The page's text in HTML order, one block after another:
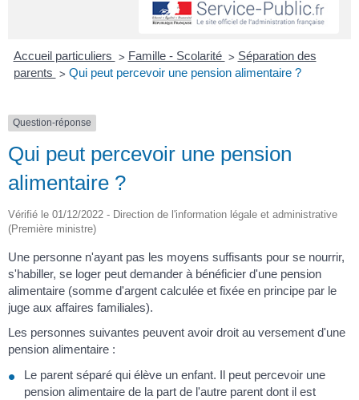
Accueil particuliers > Famille - Scolarité > Séparation des
parents > Qui peut percevoir une pension alimentaire ?
Question-réponse
Qui peut percevoir une pension
alimentaire ?
Vérifié le 01/12/2022 - Direction de l'information légale et administrative
(Première ministre)
Une personne n'ayant pas les moyens suffisants pour se nourrir,
s'habiller, se loger peut demander à bénéficier d'une pension
alimentaire (somme d'argent calculée et fixée en principe par le
juge aux affaires familiales).
Les personnes suivantes peuvent avoir droit au versement d'une
pension alimentaire :
Le parent séparé qui élève un enfant. Il peut percevoir une
pension alimentaire de la part de l'autre parent dont il est